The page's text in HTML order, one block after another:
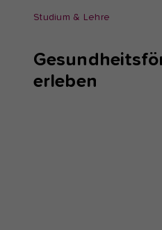
Studium & Lehre
erleben